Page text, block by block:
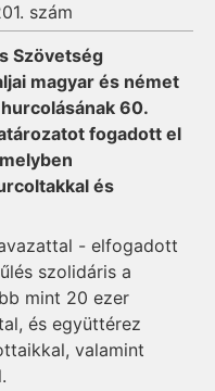
szám
Szövetség
magyar és német
60.
fogadott el
és
- elfogadott
szolidáris a
mint 20 ezer
és együttérez
valamint